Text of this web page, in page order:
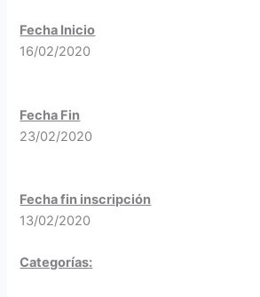
Fecha Inicio
16/02/2020
Fecha Fin
23/02/2020
Fecha fin inscripción
13/02/2020
Categorías: